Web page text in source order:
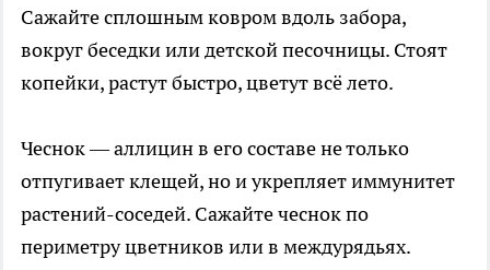
Сажайте сплошным ковром вдоль забора,
вокруг беседки или детской песочницы. Стоят
копейки, растут быстро, цветут всё лето.
Чеснок — аллицин в его составе не только
отпугивает клещей, но и укрепляет иммунитет
растений-соседей. Сажайте чеснок по
периметру цветников или в междурядьях.